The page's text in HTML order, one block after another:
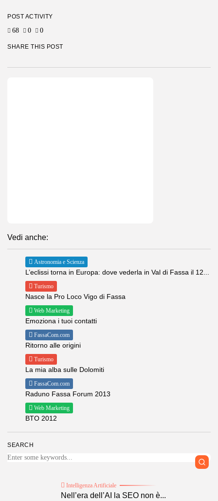
SEARCH
Intelligenza Artificiale
Nell’era dell’AI la SEO non è...
Vedi anche:
Astronomia e Scienza
L’eclissi torna in Europa: dove vederla in Val di Fassa il 12...
Turismo
Nasce la Pro Loco Vigo di Fassa
Web Marketing
Emoziona i tuoi contatti
FassaCom.com
Ritorno alle origini
Turismo
La mia alba sulle Dolomiti
FassaCom.com
Raduno Fassa Forum 2013
Web Marketing
BTO 2012
POST ACTIVITY
68 0 0
SHARE THIS POST